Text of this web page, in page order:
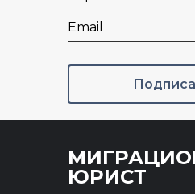
Email
ЮРИСТ